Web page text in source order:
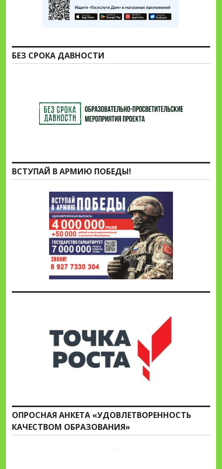
БЕЗ СРОКА ДАВНОСТИ
ВСТУПАЙ В АРМИЮ ПОБЕДЫ!
ОПРОСНАЯ АНКЕТА «УДОВЛЕТВОРЕННОСТЬ
КАЧЕСТВОМ ОБРАЗОВАНИЯ»